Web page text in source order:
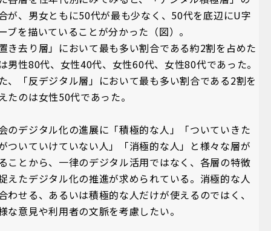
が、男女ともに50代が最も少なく、50代を底辺にU字
ブを描いていることが分かった（図）。
き去り層」において最も多い割合である約2割を占めた
男性80代、女性40代、女性60代、女性80代であった。
、「反デジタル層」において最も多い割合である2割を
たのは女性50代であった。
のデジタル化の進展に「積極的な人」「ついていきた
ついていけていない人」「消極的な人」と様々な層が
ことから、一律のデジタル活用ではなく、各層の特徴
えたデジタル化の推進が求められている。消極的な人
わせる、あるいは積極的な人だけが使えるのではく、
な意見や利用者の文脈を考慮したい。